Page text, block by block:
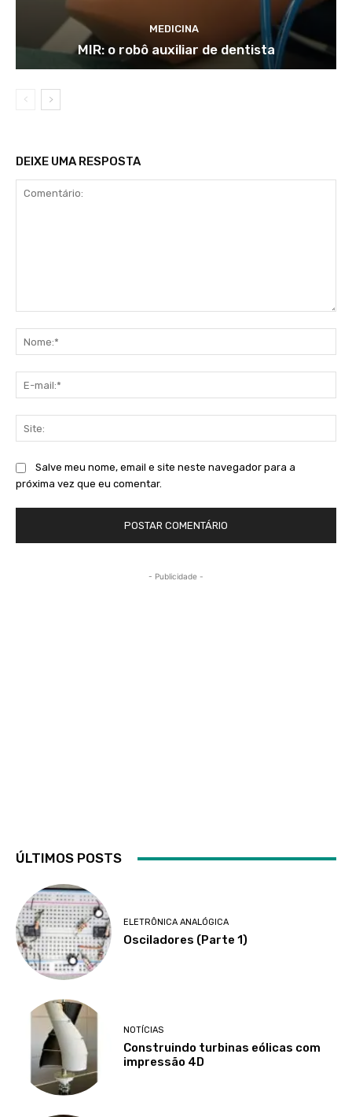
MEDICINA
MIR: o robô auxiliar de dentista
DEIXE UMA RESPOSTA
Salve meu nome, email e site neste navegador para a
próxima vez que eu comentar.
- Publicidade -
ÚLTIMOS POSTS
ELETRÔNICA ANALÓGICA
Osciladores (Parte 1)
NOTÍCIAS
Construindo turbinas eólicas com
impressão 4D